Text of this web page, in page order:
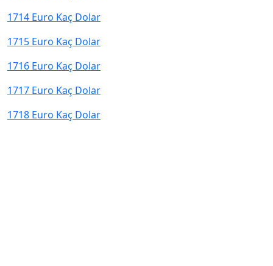
1714 Euro Kaç Dolar
1715 Euro Kaç Dolar
1716 Euro Kaç Dolar
1717 Euro Kaç Dolar
1718 Euro Kaç Dolar